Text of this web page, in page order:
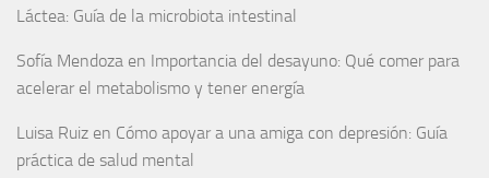
Láctea: Guía de la microbiota intestinal
Sofía Mendoza en Importancia del desayuno: Qué comer para
acelerar el metabolismo y tener energía
Luisa Ruiz en Cómo apoyar a una amiga con depresión: Guía
práctica de salud mental